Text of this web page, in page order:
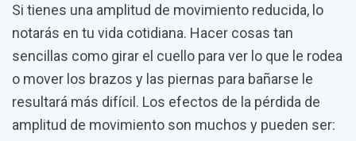
Si tienes una amplitud de movimiento reducida, lo
notarás en tu vida cotidiana. Hacer cosas tan
sencillas como girar el cuello para ver lo que le rodea
o mover los brazos y las piernas para bañarse le
resultará más difícil. Los efectos de la pérdida de
amplitud de movimiento son muchos y pueden ser: